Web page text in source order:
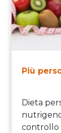
Più
Dieta
controllo